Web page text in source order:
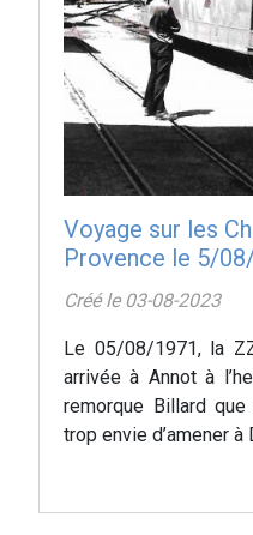
Voyage sur les
Provence le 5/
Créé le 03-08-2023
Le 05/08/1971, la
arrivée à Annot à
remorque Billard que
trop envie d’amener à